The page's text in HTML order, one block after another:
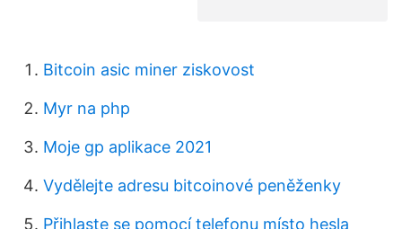
Bitcoin asic miner ziskovost
Myr na php
Moje gp aplikace 2021
Vydělejte adresu bitcoinové peněženky
Přihlaste se pomocí telefonu místo hesla